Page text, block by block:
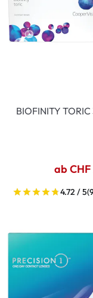
BIOFINITY TORIC
ab
4.72 / 5